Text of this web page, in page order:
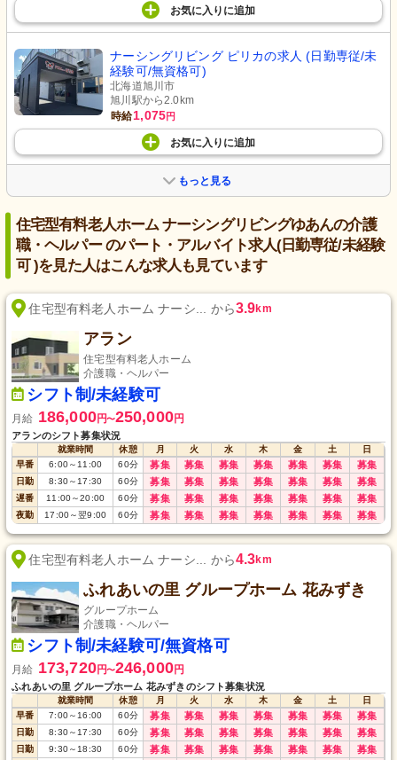
お気に入り に追加
ナーシングリビング ピリカの求人 (日勤専従/未
経験可/無資格可)
北海道旭川市
旭川駅から2.0km
時給1,075円
お気に入り に追加
もっと見る
住宅型有料老人ホーム ナーシングリビングゆあんの介護
職・ヘルパー のパート・アルバイト求人(日勤専従/未経験
可 )を見た人はこんな求人も見ています
住宅型有料老人ホーム ナーシ... から3.9km
アラン
住宅型有料老人ホーム
介護職・ヘルパー
シフト制/未経験可
月給 186,000円〜250,000円
アランのシフト募集状況
就業時間 休憩 月 火 水 木 金 土
日
早番
6:00～ 11:00 60分 募集 募集 募集 募集 募集 募集 募集
日勤 8:30～ 17:30 60分 募集 募集 募集 募集 募集 募集 募集
遅番 11:00～20:00 60分 募集 募集 募集 募集 募集 募集 募集
夜勤 17:00～翌9:00 60分 募集 募集 募集 募集 募集 募集 募集
住宅型有料老人ホーム ナーシ... から4.3km
ふれあいの里 グループホーム 花みずき
グループホーム
介護職・ヘルパー
シフト制/未経験可/無資格可
月給 173,720円〜246,000円
ふれあいの里 グループホーム 花みずきのシフト募集状況
就業時間 休憩 月 火 水 木 金 土
日
早番
7:00～ 16:00 60分 募集 募集 募集 募集 募集 募集 募集
日勤 8:30～ 17:30 60分 募集 募集 募集 募集 募集 募集 募集
日勤 9:30～ 18:30 60分 募集 募集 募集 募集 募集 募集 募集